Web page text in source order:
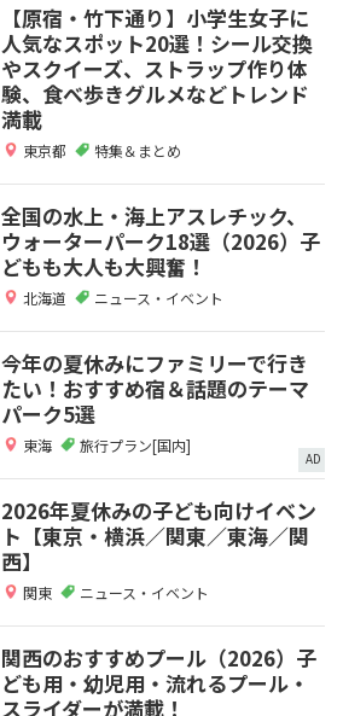
【原宿・竹下通り】小学生女子に
人気なスポット20選！シール交換
やスクイーズ、ストラップ作り体
験、食べ歩きグルメなどトレンド
満載
東京都 特集＆まとめ
全国の水上・海上アスレチック、
ウォーターパーク18選（2026）子
どもも大人も大興奮！
北海道 ニュース・イベント
今年の夏休みにファミリーで行き
たい！おすすめ宿＆話題のテーマ
パーク5選
東海 旅行プラン[国内]
AD
2026年夏休みの子ども向けイベン
ト【東京・横浜／関東／東海／関
西】
関東 ニュース・イベント
関西のおすすめプール（2026）子
ども用・幼児用・流れるプール・
スライダーが満載！